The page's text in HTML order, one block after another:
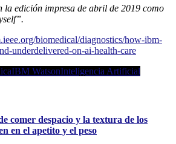
la edición impresa de abril de 2019 como
biomedical/diagnostics/how-ibm-
underdelivered-on-ai-health-care
IBM WatsonInteligencia Artificial
comer despacio y la textura de los
en el apetito y el peso